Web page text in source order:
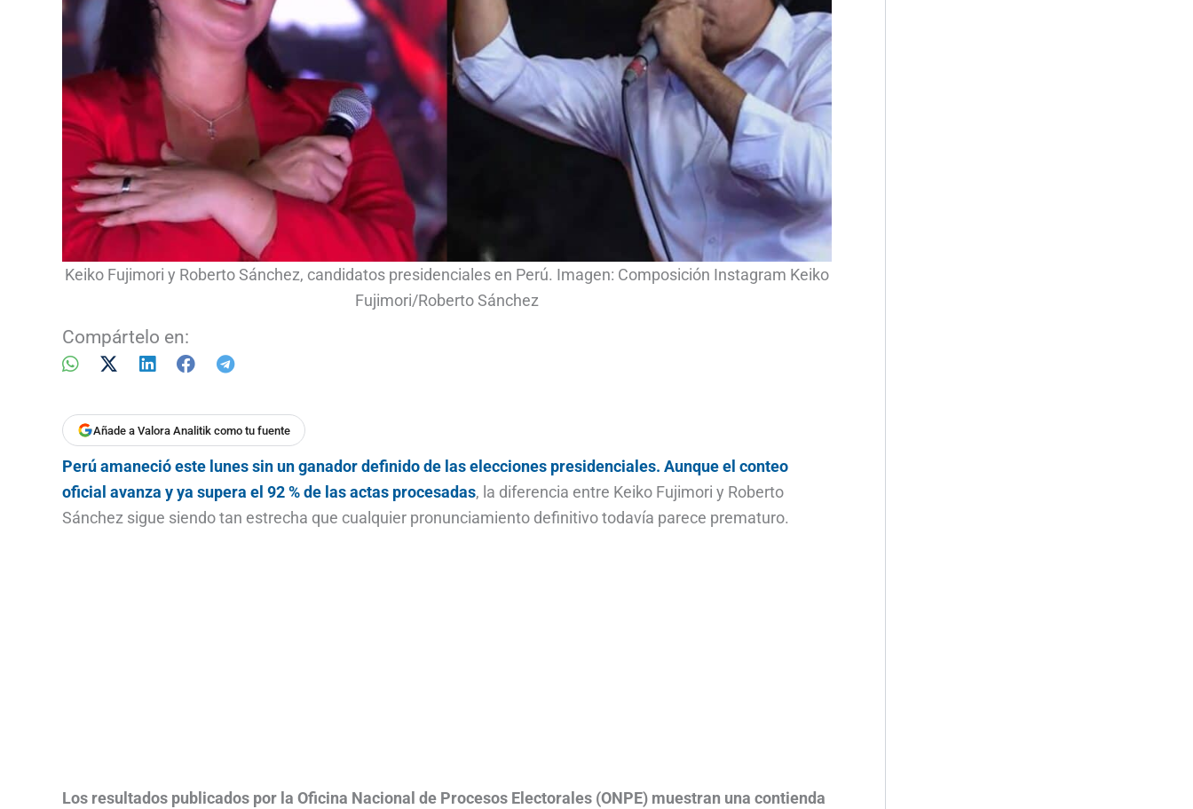
Keiko Fujimori y Roberto Sánchez, candidatos presidenciales en Perú. Imagen: Composición Instagram Keiko
Fujimori/Roberto Sánchez
Compártelo en:
Añade a Valora Analitik como tu fuente
Perú amaneció este lunes sin un ganador definido de las elecciones presidenciales. Aunque el conteo
oficial avanza y ya supera el 92 % de las actas procesadas, la diferencia entre Keiko Fujimori y Roberto
Sánchez sigue siendo tan estrecha que cualquier pronunciamiento definitivo todavía parece prematuro.
Los resultados publicados por la Oficina Nacional de Procesos Electorales (ONPE) muestran una contienda